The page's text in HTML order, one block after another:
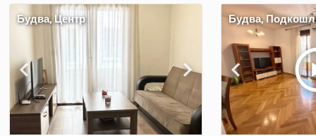
Будва, Центр Будва,